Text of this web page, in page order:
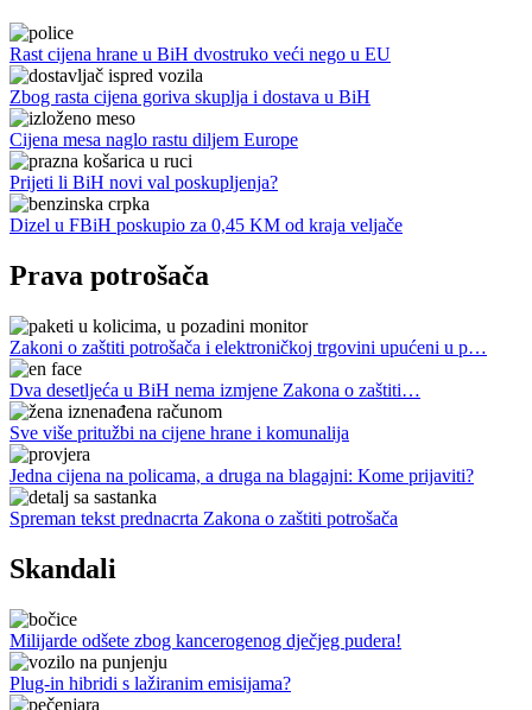
Rast cijena hrane u BiH dvostruko veći nego u EU
Zbog rasta cijena goriva skuplja i dostava u BiH
Cijena mesa naglo rastu diljem Europe
Prijeti li BiH novi val poskupljenja?
Dizel u FBiH poskupio za 0,45 KM od kraja veljače
Prava potrošača
Zakoni o zaštiti potrošača i elektroničkoj trgovini upućeni u p…
Dva desetljeća u BiH nema izmjene Zakona o zaštiti…
Sve više pritužbi na cijene hrane i komunalija
Jedna cijena na policama, a druga na blagajni: Kome prijaviti?
Spreman tekst prednacrta Zakona o zaštiti potrošača
Skandali
Milijarde odšete zbog kancerogenog dječjeg pudera!
Plug-in hibridi s lažiranim emisijama?